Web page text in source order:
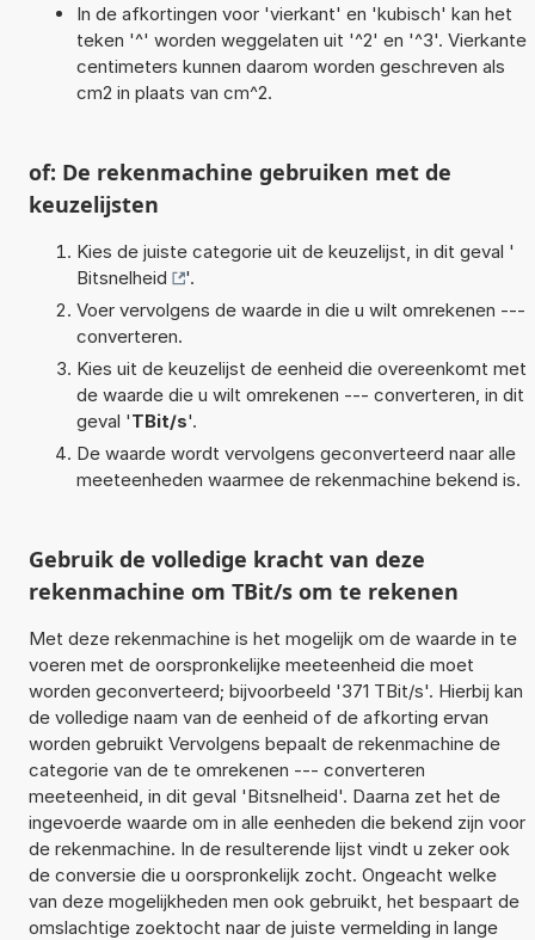
In de afkortingen voor 'vierkant' en 'kubisch' kan het
teken '^' worden weggelaten uit '^2' en '^3'. Vierkante
centimeters kunnen daarom worden geschreven als
cm2 in plaats van cm^2.
of: De rekenmachine gebruiken met de
keuzelijsten
Kies de juiste categorie uit de keuzelijst, in dit geval '
Bitsnelheid
'.
Voer vervolgens de waarde in die u wilt omrekenen ---
converteren.
Kies uit de keuzelijst de eenheid die overeenkomt met
de waarde die u wilt omrekenen --- converteren, in dit
geval 'TBit/s'.
De waarde wordt vervolgens geconverteerd naar alle
meeteenheden waarmee de rekenmachine bekend is.
Gebruik de volledige kracht van deze
rekenmachine om TBit/s om te rekenen
Met deze rekenmachine is het mogelijk om de waarde in te
voeren met de oorspronkelijke meeteenheid die moet
worden geconverteerd; bijvoorbeeld '371 TBit/s'. Hierbij kan
de volledige naam van de eenheid of de afkorting ervan
worden gebruikt Vervolgens bepaalt de rekenmachine de
categorie van de te omrekenen --- converteren
meeteenheid, in dit geval 'Bitsnelheid'. Daarna zet het de
ingevoerde waarde om in alle eenheden die bekend zijn voor
de rekenmachine. In de resulterende lijst vindt u zeker ook
de conversie die u oorspronkelijk zocht. Ongeacht welke
van deze mogelijkheden men ook gebruikt, het bespaart de
omslachtige zoektocht naar de juiste vermelding in lange